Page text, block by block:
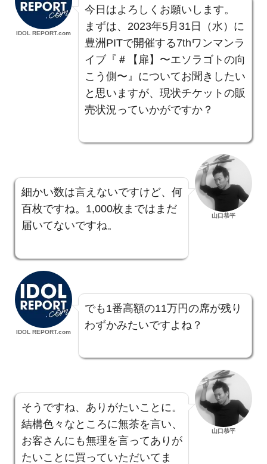
IDOL REPORT.com
今日はよろしくお願いします。
まずは、2023年5月31日（水）に
豊洲PITで開催する7thワンマンラ
イブ『＃【扉】〜エソラゴトの向
こう側〜』についてお聞きしたい
と思いますが、現状チケットの販
売状況っていかがですか？
細かい数は言えないですけど、何
百枚ですね。1,000枚まではまだ
届いてないですね。
山口恭平
IDOL REPORT.com
でも1番高額の11万円の席が残り
わずかみたいですよね？
そうですね、ありがたいことに。
結構色々なところに無茶を言い、
お客さんにも無理を言ってありが
たいことに買っていただいてま
山口恭平